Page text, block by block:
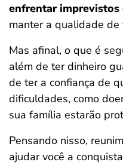
enfrentar
manter a qualidade de
Mas afinal, o que é
além de ter dinheiro
de ter a confiança de
dificuldades, como
sua família estarão
Pensando nisso,
ajudar você a